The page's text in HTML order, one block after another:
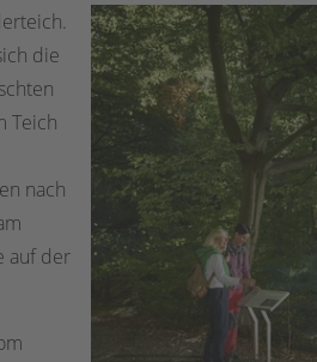
die
Teich
nach
auf der